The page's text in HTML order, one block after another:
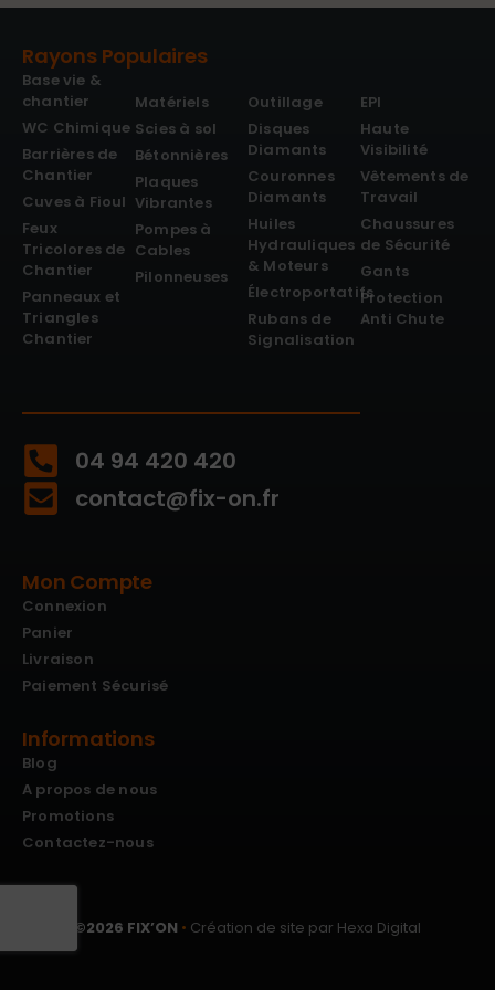
Rayons Populaires
Base vie &
chantier
WC Chimique
Barrières de
Chantier
Cuves à Fioul
Feux
Tricolores de
Chantier
Panneaux et
Triangles
Chantier
Matériels
Scies à sol
Bétonnières
Plaques
Vibrantes
Pompes à
Cables
Pilonneuses
Outillage
Disques
Diamants
Couronnes
Diamants
Huiles
Hydrauliques
& Moteurs
Électroportatifs
Rubans de
Signalisation
EPI
Haute
Visibilité
Vêtements de
Travail
Chaussures
de Sécurité
Gants
Protection
Anti Chute
04 94 420 420
contact@fix-on.fr
Mon Compte
Connexion
Panier
Livraison
Paiement Sécurisé
Informations
Blog
A propos de nous
Promotions
Contactez-nous
©2026 FIX’ON • Création de site par Hexa Digital